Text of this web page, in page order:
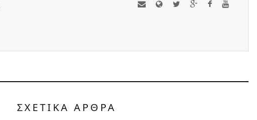
ΣΧΕΤΙΚΑ ΑΡΘΡΑ